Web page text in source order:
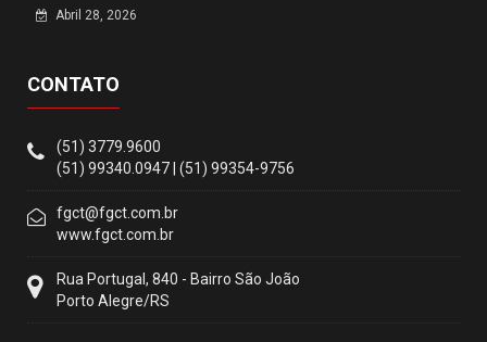
Abril 28, 2026
CONTATO
(51) 3779.9600
(51) 99340.0947 | (51) 99354-9756
fgct@fgct.com.br
www.fgct.com.br
Rua Portugal, 840 - Bairro São João
Porto Alegre/RS